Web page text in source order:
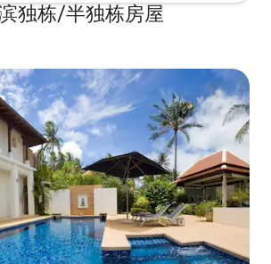
独栋/半独栋房屋